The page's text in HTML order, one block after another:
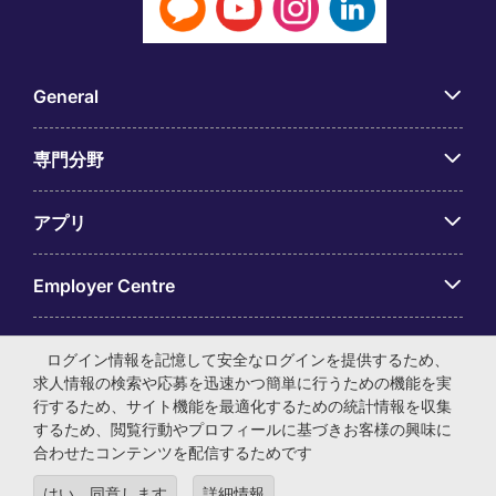
General
専門分野
アプリ
Employer Centre
© マイケル・ペイジ・インターナショナル・ジャパン株式会
社 法人番号：0104-01-043253 本社所在地：〒105-0001 東
京都港区虎ノ門4-3-13 ヒューリック神谷町ビル6階 有料職業
紹介事業許可番号：13-ユ-040405 ／ 労働者派遣事業許可番
ログイン情報を記憶して安全なログインを提供するため、
求人情報の検索や応募を迅速かつ簡単に行うための機能を実
行するため、サイト機能を最適化するための統計情報を収集
するため、閲覧行動やプロフィールに基づきお客様の興味に
合わせたコンテンツを配信するためです